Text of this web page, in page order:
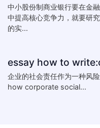
中小股份制商业银行要在金
中提高核心竞争力，就要研
的实...
企业的社会责任作为一种风
how corporate social...